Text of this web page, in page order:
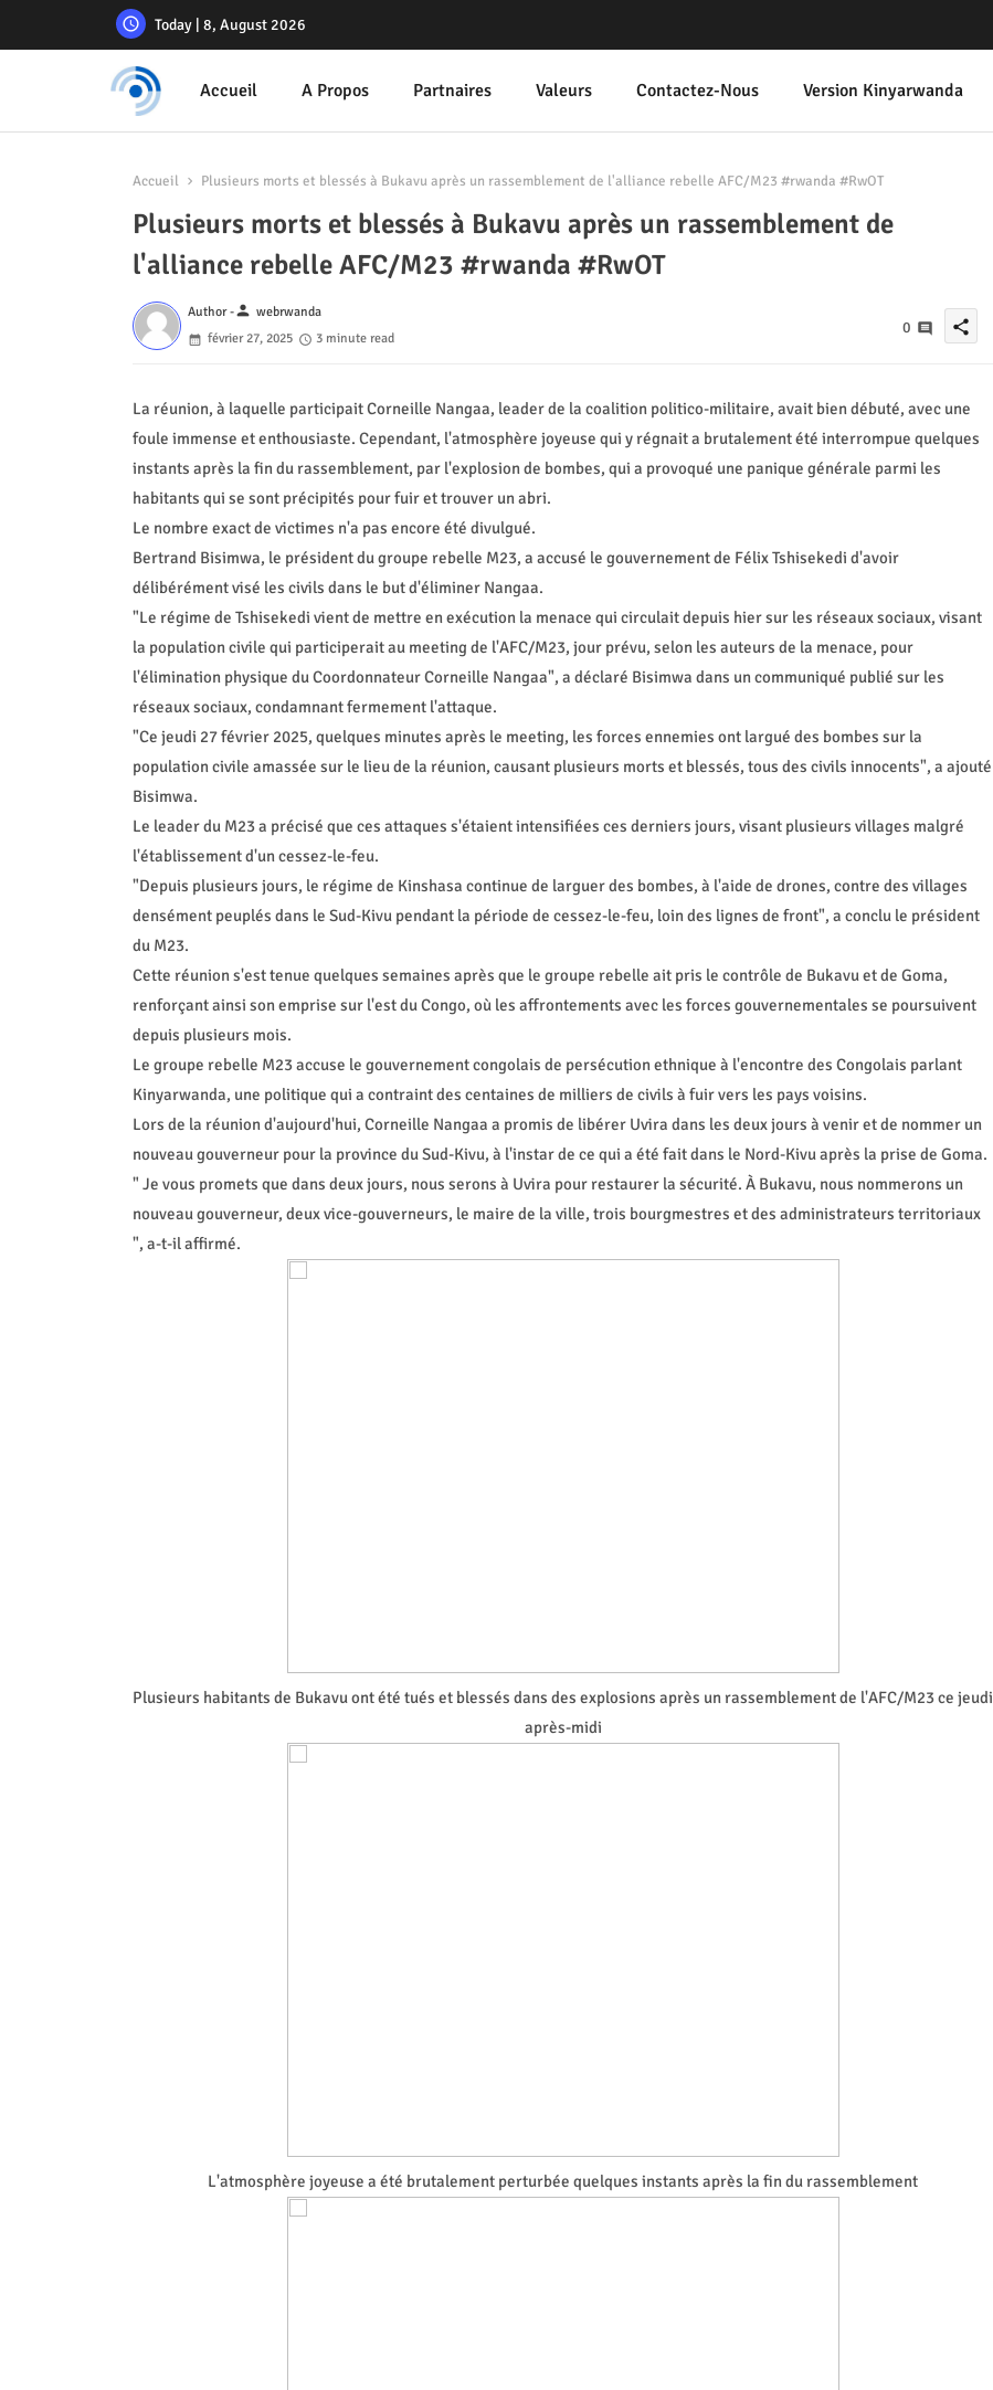
Today | 8, August 2026
Accueil A Propos Partnaires Valeurs Contactez-Nous Version Kinyarwanda
Accueil Plusieurs morts et blessés à Bukavu après un rassemblement de l'alliance rebelle AFC/M23 #rwanda #RwOT
Plusieurs morts et blessés à Bukavu après un rassemblement de
l'alliance rebelle AFC/M23 #rwanda #RwOT
Author -person webrwanda
février 27, 2025
3 minute read
0 share
La réunion, à laquelle participait Corneille Nangaa, leader de la coalition politico-militaire, avait bien débuté, avec une
foule immense et enthousiaste. Cependant, l'atmosphère joyeuse qui y régnait a brutalement été interrompue quelques
instants après la fin du rassemblement, par l'explosion de bombes, qui a provoqué une panique générale parmi les
habitants qui se sont précipités pour fuir et trouver un abri.
Le nombre exact de victimes n'a pas encore été divulgué.
Bertrand Bisimwa, le président du groupe rebelle M23, a accusé le gouvernement de Félix Tshisekedi d'avoir
délibérément visé les civils dans le but d'éliminer Nangaa.
"Le régime de Tshisekedi vient de mettre en exécution la menace qui circulait depuis hier sur les réseaux sociaux, visant
la population civile qui participerait au meeting de l'AFC/M23, jour prévu, selon les auteurs de la menace, pour
l'élimination physique du Coordonnateur Corneille Nangaa", a déclaré Bisimwa dans un communiqué publié sur les
réseaux sociaux, condamnant fermement l'attaque.
"Ce jeudi 27 février 2025, quelques minutes après le meeting, les forces ennemies ont largué des bombes sur la
population civile amassée sur le lieu de la réunion, causant plusieurs morts et blessés, tous des civils innocents", a ajouté
Bisimwa.
Le leader du M23 a précisé que ces attaques s'étaient intensifiées ces derniers jours, visant plusieurs villages malgré
l'établissement d'un cessez-le-feu.
"Depuis plusieurs jours, le régime de Kinshasa continue de larguer des bombes, à l'aide de drones, contre des villages
densément peuplés dans le Sud-Kivu pendant la période de cessez-le-feu, loin des lignes de front", a conclu le président
du M23.
Cette réunion s'est tenue quelques semaines après que le groupe rebelle ait pris le contrôle de Bukavu et de Goma,
renforçant ainsi son emprise sur l'est du Congo, où les affrontements avec les forces gouvernementales se poursuivent
depuis plusieurs mois.
Le groupe rebelle M23 accuse le gouvernement congolais de persécution ethnique à l'encontre des Congolais parlant
Kinyarwanda, une politique qui a contraint des centaines de milliers de civils à fuir vers les pays voisins.
Lors de la réunion d'aujourd'hui, Corneille Nangaa a promis de libérer Uvira dans les deux jours à venir et de nommer un
nouveau gouverneur pour la province du Sud-Kivu, à l'instar de ce qui a été fait dans le Nord-Kivu après la prise de Goma.
" Je vous promets que dans deux jours, nous serons à Uvira pour restaurer la sécurité. À Bukavu, nous nommerons un
nouveau gouverneur, deux vice-gouverneurs, le maire de la ville, trois bourgmestres et des administrateurs territoriaux
", a-t-il affirmé.
Plusieurs habitants de Bukavu ont été tués et blessés dans des explosions après un rassemblement de l'AFC/M23 ce jeudi
après-midi
L'atmosphère joyeuse a été brutalement perturbée quelques instants après la fin du rassemblement